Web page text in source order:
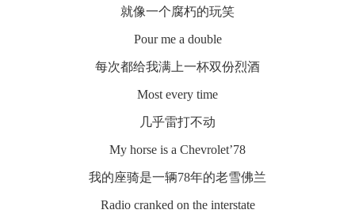
就像一个腐朽的玩笑
Pour me a double
每次都给我满上一杯双份烈酒
Most every time
几乎雷打不动
My horse is a Chevrolet’78
我的座骑是一辆78年的老雪佛兰
Radio cranked on the interstate